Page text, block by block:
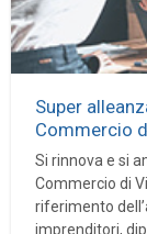
Super
Commercio
Si rinnova e si
Commercio di
riferimento
imprenditori,